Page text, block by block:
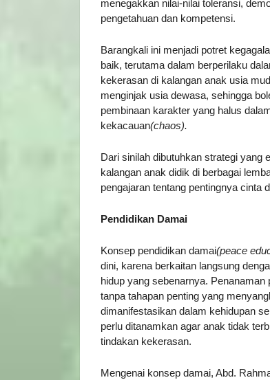
menegakkan nilai-nilai toleransi,
pengetahuan dan kompetensi.
Barangkali ini menjadi potret
baik, terutama dalam berperilaku
kekerasan di kalangan anak usia
menginjak usia dewasa, sehingga
pembinaan karakter yang halus
kekacauan(chaos).
Dari sinilah dibutuhkan strategi yang
kalangan anak didik di berbagai
pengajaran tentang pentingnya cinta
Pendidikan Damai
Konsep pendidikan damai(peace
dini, karena berkaitan langsung
hidup yang sebenarnya.
tanpa tahapan penting yang
dimanifestasikan dalam kehidupan
perlu ditanamkan agar anak tidak
tindakan kekerasan.
Mengenai konsep damai, Abd.